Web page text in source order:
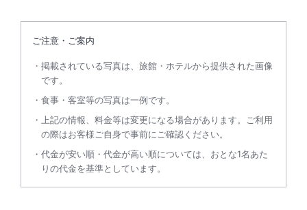
ご注意・ご案内
掲載されている写真は、旅館・ホテルから提供された画像
です。
食事・客室等の写真は一例です。
上記の情報、料金等は変更になる場合があります。ご利用
の際はお客様ご自身で事前にご確認ください。
代金が安い順・代金が高い順については、おとな1名あた
りの代金を基準としています。